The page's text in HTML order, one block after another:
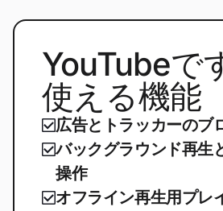
YouTubeで
使える機能
広告とトラッカーのブ
バックグラウンド再生
操作
オフライン再生用プレ